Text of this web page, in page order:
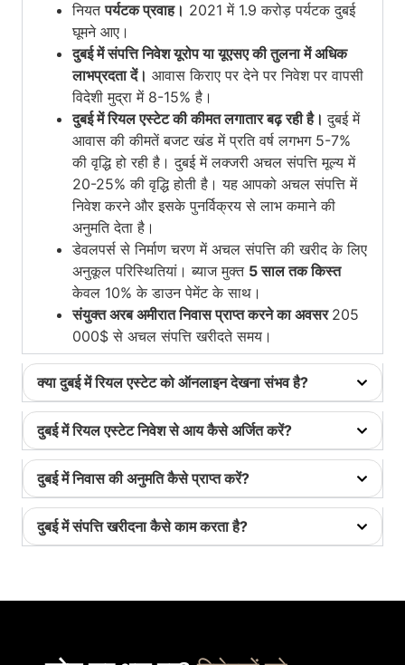
नियतपर्यटक प्रवाह। 2021 में 1.9 करोड़ पर्यटक दुबई
घूमने आए।
दुबई में संपत्ति निवेशयूरोप या यूएसए की तुलना में अधिक
लाभप्रदता दें। आवास किराए पर देने पर निवेश पर वापसी
विदेशी मुद्रा में 8-15% है।
दुबई में रियल एस्टेट की कीमत लगातार बढ़ रही है।दुबई में
आवास की कीमतेंबजट खंड में प्रति वर्ष लगभग 5-7%
की वृद्धि हो रही है।दुबई में लक्जरी अचल संपत्तिमूल्य में
20-25% की वृद्धि होती है। यह आपको अचल संपत्ति में
निवेश करने और इसके पुनर्विक्रय से लाभ कमाने की
अनुमति देता है।
डेवलपर्स से निर्माण चरण में अचल संपत्ति की खरीद के लिए
अनुकूल परिस्थितियां। ब्याज मुक्त 5 साल तक किस्त
केवल 10% के डाउन पेमेंट के साथ।
संयुक्त अरब अमीरात निवास प्राप्त करने का अवसर 205
000$ से अचल संपत्ति खरीदते समय।
क्या दुबई में रियल एस्टेट को ऑनलाइन देखना संभव है?
दुबई में रियल एस्टेट निवेश से आय कैसे अर्जित करें?
दुबई में निवास की अनुमति कैसे प्राप्त करें?
दुबई में संपत्ति खरीदना कैसे काम करता है?